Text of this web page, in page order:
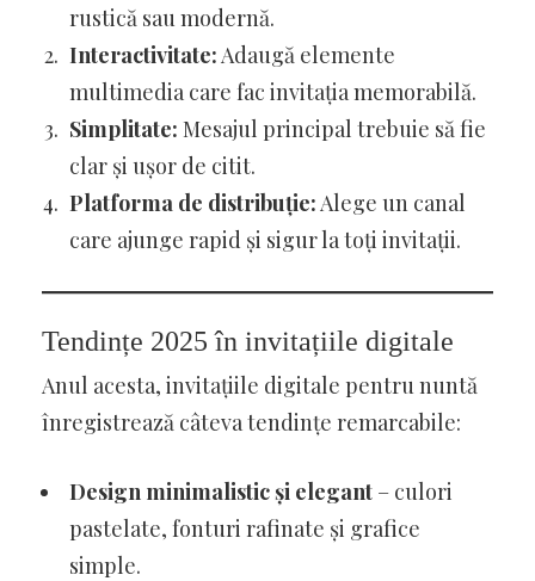
rustică sau modernă.
Interactivitate:Adaugă elemente
multimedia care fac invitația memorabilă.
Simplitate: Mesajul principal trebuie să fie
clar și ușor de citit.
Platforma de distribuție:Alege un canal
care ajunge rapid și sigur la toți invitații.
Tendințe 2025 în invitațiile digitale
Anul acesta, invitațiile digitale pentru nuntă
înregistrează câteva tendințe remarcabile:
Design minimalistic și elegant – culori
pastelate, fonturi rafinate și grafice
simple.